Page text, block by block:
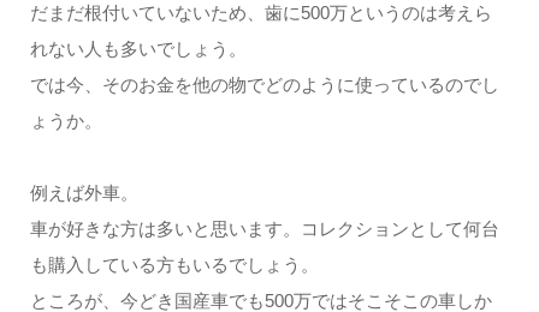
だまだ根付いていないため、歯に500万というのは考えら
れない人も多いでしょう。
では今、そのお金を他の物でどのように使っているのでし
ょうか。
例えば外車。
車が好きな方は多いと思います。コレクションとして何台
も購入している方もいるでしょう。
ところが、今どき国産車でも500万ではそこそこの車しか